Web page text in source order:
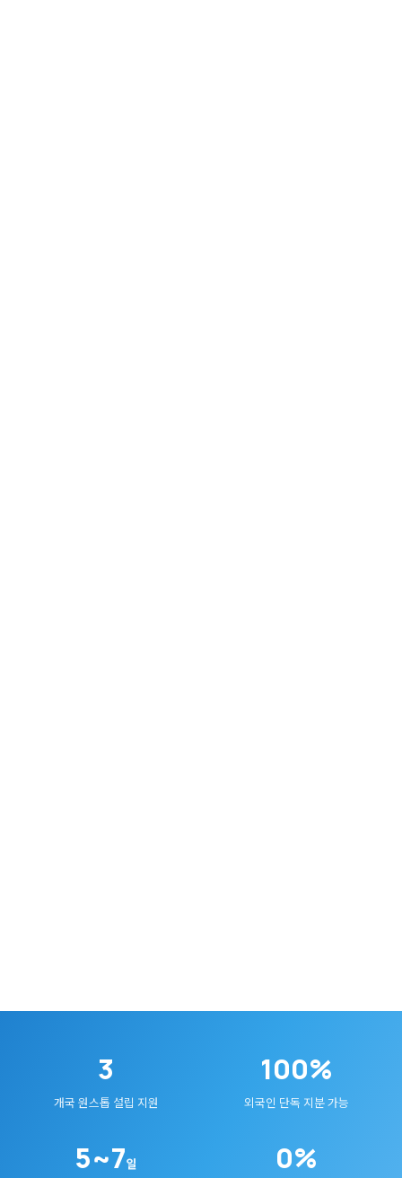
3
개국 원스톱 설립 지원
100%
외국인 단독 지분 가능
5~7일 0%